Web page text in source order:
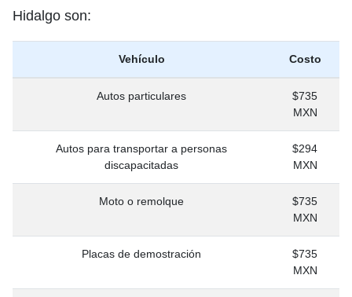
Hidalgo son:
Vehículo Costo
Autos particulares
$735
MXN
Autos para transportar a personas
discapacitadas
$294
MXN
Moto o remolque
$735
MXN
Placas de demostración
$735
MXN